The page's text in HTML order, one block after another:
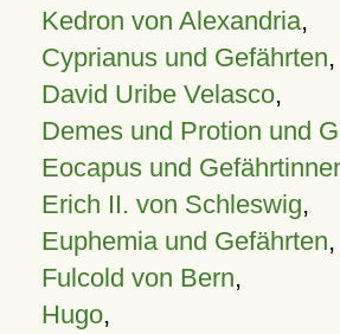
Kedron von Alexandria,
Cyprianus und Gefährten,
David Uribe Velasco,
Demes und Protion und
Eocapus und
Erich II. von Schleswig,
Euphemia und Gefährten,
Fulcold von Bern,
Hugo,